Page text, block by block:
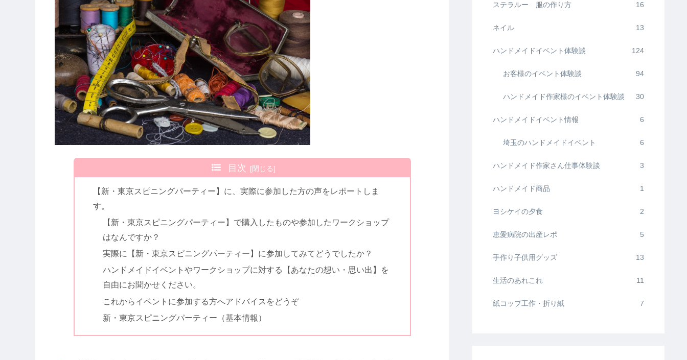
目次
【新・東京スピニングパーティー】に、実際に参加した方の声をレポートしま
す。
【新・東京スピニングパーティー】で購入したものや参加したワークショップ
はなんですか？
実際に【新・東京スピニングパーティー】に参加してみてどうでしたか？
ハンドメイドイベントやワークショップに対する【あなたの想い・思い出】を
自由にお聞かせください。
これからイベントに参加する方へアドバイスをどうぞ
新・東京スピニングパーティー（基本情報）
ステラルー 服の作り方 16
ネイル 13
ハンドメイドイベント体験談 124
お客様のイベント体験談 94
ハンドメイド作家様のイベント体験談 30
ハンドメイドイベント情報 6
埼玉のハンドメイドイベント 6
ハンドメイド作家さん仕事体験談 3
ハンドメイド商品 1
ヨシケイの夕食 2
恵愛病院の出産レポ 5
手作り子供用グッズ 13
生活のあれこれ 11
紙コップ工作・折り紙 7